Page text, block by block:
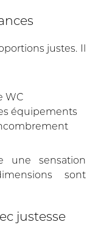
justes. Il
WC
équipements
une sensation
sont
justesse